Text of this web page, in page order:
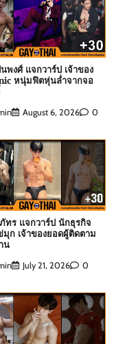
พงศ์ แจกวาร์ป เจ้าของ
หนุ่มฟิตหุ่นล่ำจากจอ
August 6, 2026 0
ทร แจกวาร์ป นักธุรกิจ
มุก เจ้าของยอดผู้ติดตาม
น
July 21, 2026 0
อง W Clinic หนุ่มฟิตหุ่น
นุ่มหน้าหวานสายวาย
กิจครีมไข่มุก เจ้าของ
0